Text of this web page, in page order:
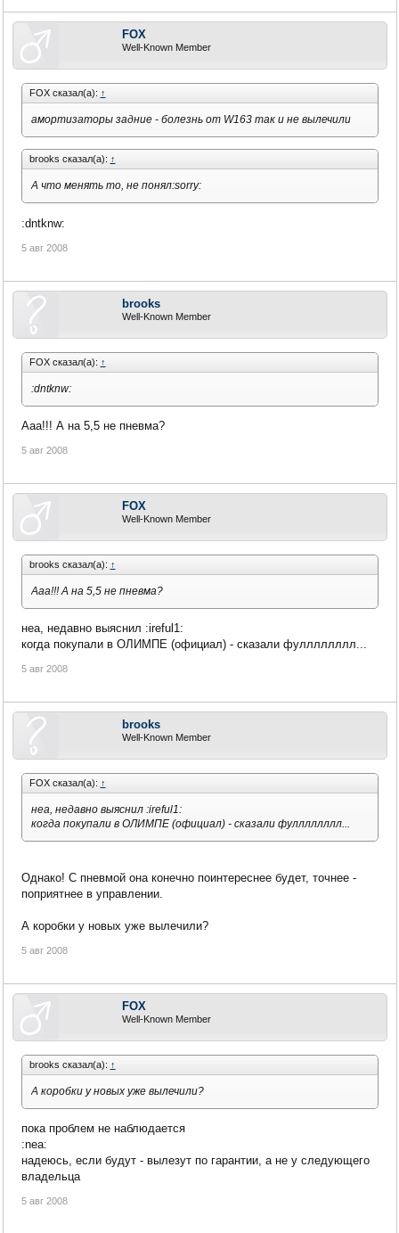
FOX
Well-Known Member
FOX сказал(а): ↑
амортизаторы задние - болезнь от W163 так и не вылечили
brooks сказал(а): ↑
А что менять то, не понял:sorry:
:dntknw:
5 авг 2008
brooks
Well-Known Member
FOX сказал(а): ↑
:dntknw:
Ааа!!! А на 5,5 не пневма?
5 авг 2008
FOX
Well-Known Member
brooks сказал(а): ↑
Ааа!!! А на 5,5 не пневма?
неа, недавно выяснил :ireful1:
когда покупали в ОЛИМПЕ (официал) - сказали фулллллллл...
5 авг 2008
brooks
Well-Known Member
FOX сказал(а): ↑
неа, недавно выяснил :ireful1:
когда покупали в ОЛИМПЕ (официал) - сказали фулллллллл...
Однако! С пневмой она конечно поинтереснее будет, точнее -
поприятнее в управлении.
А коробки у новых уже вылечили?
5 авг 2008
FOX
Well-Known Member
brooks сказал(а): ↑
А коробки у новых уже вылечили?
пока проблем не наблюдается
:nea:
надеюсь, если будут - вылезут по гарантии, а не у следующего
владельца
5 авг 2008